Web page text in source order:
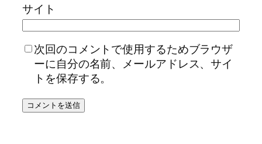
サイト
次回のコメントで使用するためブラウザ
ーに自分の名前、メールアドレス、サイ
トを保存する。